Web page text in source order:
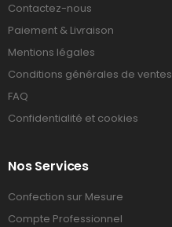
Contactez-nous
Paiement & Livraison
Mentions légales
Conditions générales de ventes
FAQ
Confidentialité et cookies
Nos Services
Confection sur Mesure
Compte Professionnel